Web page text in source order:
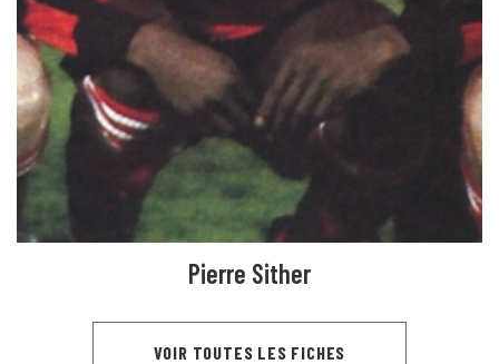
Pierre Sither
VOIR TOUTES LES FICHES